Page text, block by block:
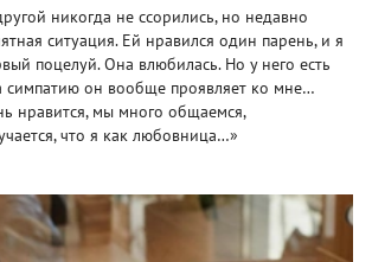
никогда не ссорились, но недавно
ситуация. Ей нравился один парень, и я
поцелуй. Она влюбилась. Но у него есть
симпатию он вообще проявляет ко мне…
нравится, мы много общаемся,
что я как любовница…»